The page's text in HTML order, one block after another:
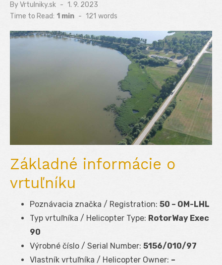
ByVrtulniky.sk
Posted
on
1. 9. 2023
Time to Read: 1 min - 121 words
Základné informácie o
vrtuľníku
Poznávacia značka / Registration: 50 – OM-LHL
Typ vrtuľníka / Helicopter Type: RotorWay Exec
90
Výrobné číslo / Serial Number: 5156/010/97
Vlastník vrtuľníka / Helicopter Owner: –